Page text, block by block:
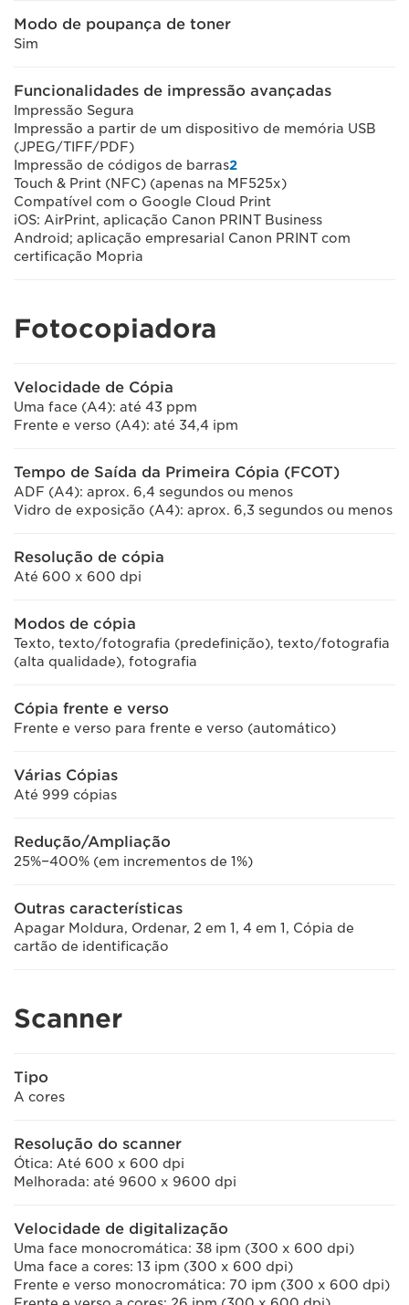
Modo de poupança de toner
Sim
Funcionalidades de impressão avançadas
Impressão Segura
Impressão a partir de um dispositivo de memória USB
(JPEG/TIFF/PDF)
Impressão de códigos de barras2
Touch & Print (NFC) (apenas na MF525x)
Compatível com o Google Cloud Print
iOS: AirPrint, aplicação Canon PRINT Business
Android; aplicação empresarial Canon PRINT com
certificação Mopria
Fotocopiadora
Velocidade de Cópia
Uma face (A4): até 43 ppm
Frente e verso (A4): até 34,4 ipm
Tempo de Saída da Primeira Cópia (FCOT)
ADF (A4): aprox. 6,4 segundos ou menos
Vidro de exposição (A4): aprox. 6,3 segundos ou menos
Resolução de cópia
Até 600 x 600 dpi
Modos de cópia
Texto, texto/fotografia (predefinição), texto/fotografia
(alta qualidade), fotografia
Cópia frente e verso
Frente e verso para frente e verso (automático)
Várias Cópias
Até 999 cópias
Redução/Ampliação
25%−400% (em incrementos de 1%)
Outras características
Apagar Moldura, Ordenar, 2 em 1, 4 em 1, Cópia de
cartão de identificação
Scanner
Tipo
A cores
Resolução do scanner
Ótica: Até 600 x 600 dpi
Melhorada: até 9600 x 9600 dpi
Velocidade de digitalização
Uma face monocromática: 38 ipm (300 x 600 dpi)
Uma face a cores: 13 ipm (300 x 600 dpi)
Frente e verso monocromática: 70 ipm (300 x 600 dpi)